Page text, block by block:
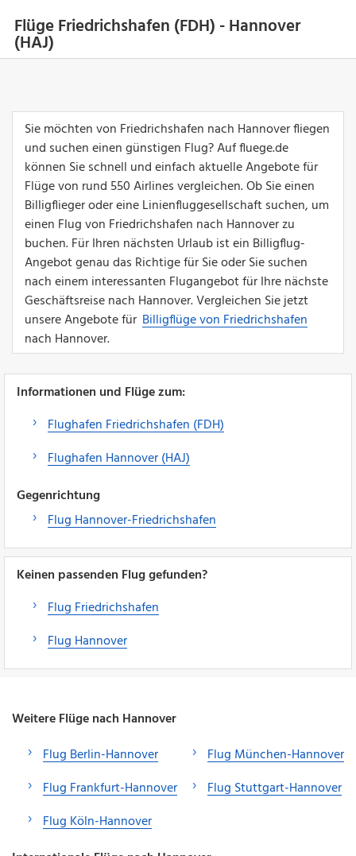
Flüge Friedrichshafen (FDH) - Hannover
(HAJ)
Sie möchten von Friedrichshafen nach Hannover fliegen
und suchen einen günstigen Flug? Auf fluege.de
können Sie schnell und einfach aktuelle Angebote für
Flüge von rund 550 Airlines vergleichen. Ob Sie einen
Billigflieger oder eine Linienfluggesellschaft suchen, um
einen Flug von Friedrichshafen nach Hannover zu
buchen. Für Ihren nächsten Urlaub ist ein Billigflug-
Angebot genau das Richtige für Sie oder Sie suchen
nach einem interessanten Flugangebot für Ihre nächste
Geschäftsreise nach Hannover. Vergleichen Sie jetzt
unsere Angebote für Billigflüge von Friedrichshafen
nach Hannover.
Informationen und Flüge zum:
Flughafen Friedrichshafen (FDH)
Flughafen Hannover (HAJ)
Gegenrichtung
Flug Hannover-Friedrichshafen
Keinen passenden Flug gefunden?
Flug Friedrichshafen
Flug Hannover
Weitere Flüge nach Hannover
Flug Berlin-Hannover
Flug Frankfurt-Hannover
Flug Köln-Hannover
Flug München-Hannover
Flug Stuttgart-Hannover